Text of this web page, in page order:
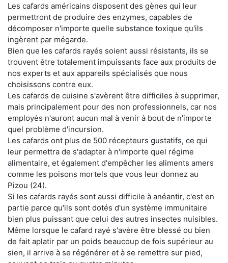
Les cafards américains disposent des gènes qui leur
permettront de produire des enzymes, capables de
décomposer n'importe quelle substance toxique qu'ils
ingèrent par mégarde.
Bien que les cafards rayés soient aussi résistants, ils se
trouvent être totalement impuissants face aux produits de
nos experts et aux appareils spécialisés que nous
choisissons contre eux.
Les cafards de cuisine s'avèrent être difficiles à supprimer,
mais principalement pour des non professionnels, car nos
employés n'auront aucun mal à venir à bout de n'importe
quel problème d'incursion.
Les cafards ont plus de 500 récepteurs gustatifs, ce qui
leur permettra de s'adapter à n'importe quel régime
alimentaire, et également d'empêcher les aliments amers
comme les poisons mortels que vous leur donnez au
Pizou (24).
Si les cafards rayés sont aussi difficile à anéantir, c'est en
partie parce qu'ils sont dotés d'un système immunitaire
bien plus puissant que celui des autres insectes nuisibles.
Même lorsque le cafard rayé s'avère être blessé ou bien
de fait aplatir par un poids beaucoup de fois supérieur au
sien, il arrive à se régénérer et à se remettre sur pied,